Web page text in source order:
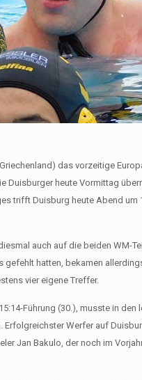
das vorzeitige
Duisburger heute Vormittag
trifft Duisburg heute Abend um
auch auf die beiden WM-
hatten, bekamen
vier eigene Treffer.
Führung (30.), musste in den
Werfer auf
Jan Bakulo, der noch im